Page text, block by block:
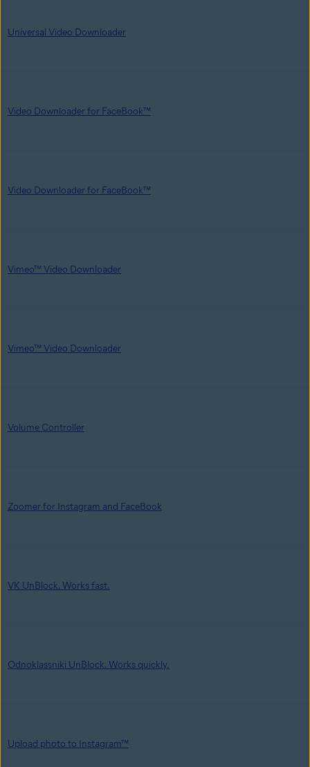
Universal Video Downloader
Video Downloader for FaceBook™
Video Downloader for FaceBook™
Vimeo™ Video Downloader
Vimeo™ Video Downloader
Volume Controller
Zoomer for Instagram and FaceBook
VK UnBlock. Works fast.
Odnoklassniki UnBlock. Works quickly.
Upload photo to Instagram™